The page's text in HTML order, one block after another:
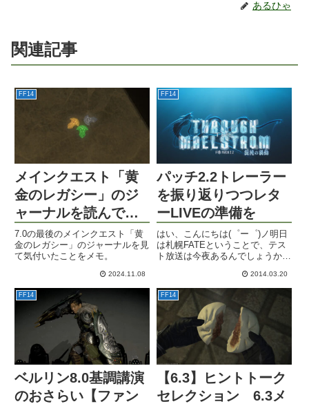
あるひゃ
関連記事
FF14
メインクエスト「黄
金のレガシー」のジ
ャーナルを読んで思
ったこと
7.0の最後のメインクエスト「黄
金のレガシー」のジャーナルを見
て気付いたことをメモ。
2024.11.08
FF14
パッチ2.2トレーラー
を振り返りつつレタ
ーLIVEの準備を
はい、こんにちは(゜ー゜)ノ明日
は札幌FATEということで、テス
ト放送は今夜あるんでしょうか
ーも振り返って見ておきましょ
う。これが新キャラのユウギリさ
んですね。東方のドマからやって
来たらしい。助けを求めてバル...
2014.03.20
FF14
ベルリン8.0基調講演
のおさらい【ファン
FF14
【6.3】ヒントトーク
セレクション 6.3メ